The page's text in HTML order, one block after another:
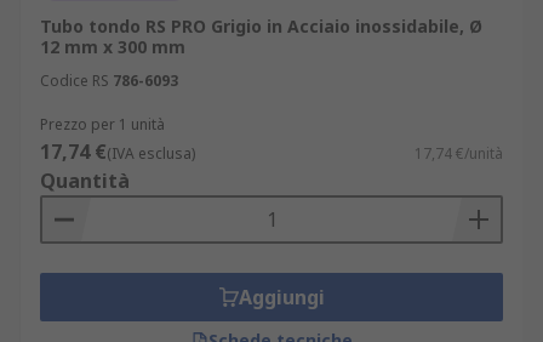
Tubo tondo RS PRO Grigio in Acciaio inossidabile, Ø
12 mm x 300 mm
Codice RS 786-6093
Prezzo per 1 unità
17,74 €(IVA esclusa) 17,74 €/unità
Quantità
Aggiungi